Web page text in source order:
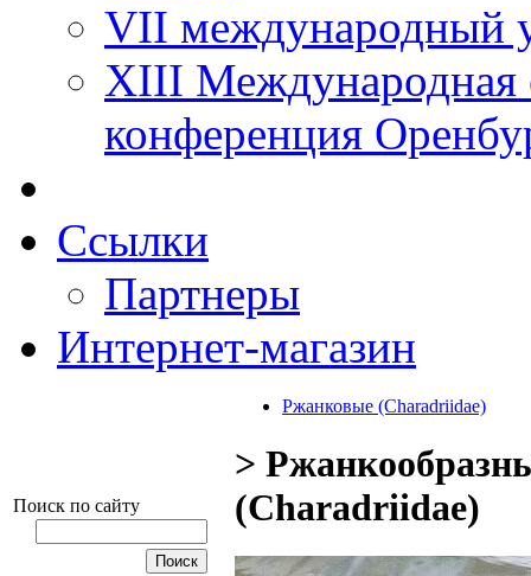
VII международный
XIII Международная
конференция
Ссылки
Партнеры
Интернет-магазин
Поиск по сайту
Ржанковые (Charadriidae)
>
(Charadriidae)